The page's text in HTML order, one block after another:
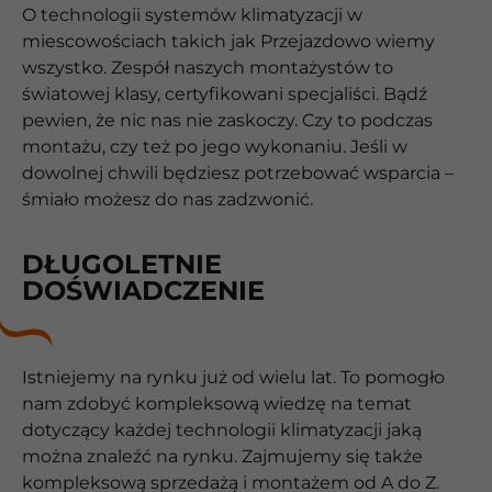
O technologii systemów klimatyzacji w
miescowościach takich jak Przejazdowo wiemy
wszystko. Zespół naszych montażystów to
światowej klasy, certyfikowani specjaliści. Bądź
pewien, że nic nas nie zaskoczy. Czy to podczas
montażu, czy też po jego wykonaniu. Jeśli w
dowolnej chwili będziesz potrzebować wsparcia –
śmiało możesz do nas zadzwonić.
DŁUGOLETNIE
DOŚWIADCZENIE
Istniejemy na rynku już od wielu lat. To pomogło
nam zdobyć kompleksową wiedzę na temat
dotyczący każdej technologii klimatyzacji jaką
można znaleźć na rynku. Zajmujemy się także
kompleksową sprzedażą i montażem od A do Z.